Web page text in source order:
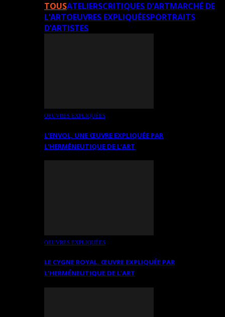
TOUSATELIERSCRITIQUES D’ARTMARCHÉ DE
L’ARTOEUVRES EXPLIQUÉESPORTRAITS
D’ARTISTES
OEUVRES EXPLIQUÉES
L’ENVOL, UNE ŒUVRE EXPLIQUÉE PAR
L’HERMÉNEUTIQUE DE L’ART
OEUVRES EXPLIQUÉES
LE CYGNE ROYAL. ŒUVRE EXPLIQUÉE PAR
L’HERMÉNEUTIQUE DE L’ART